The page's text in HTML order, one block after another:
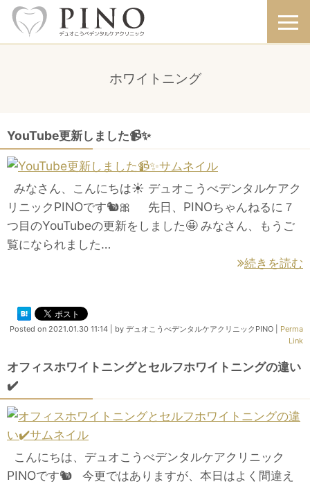
ホワイトニング
YouTube更新しました📹✨
みなさん、こんにちは☀️ デュオこうべデンタルケアク
リニックPINOです🐿🎀 先日、PINOちゃんねるに７
つ目のYouTubeの更新をしました🤩 みなさん、もうご
覧になられました…
続きを読む
Posted on 2021.01.30 11:14 by デュオこうべデンタルケアクリニックPINO
Perma
Link
オフィスホワイトニングとセルフホワイトニングの違い
✔️
こんにちは、デュオこうべデンタルケアクリニック
PINOです🐿 今更ではありますが、本日はよく間違え